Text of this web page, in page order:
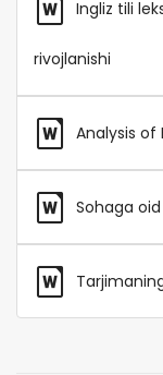
Ingliz tili
rivojlanishi
Analysis of
Sohaga